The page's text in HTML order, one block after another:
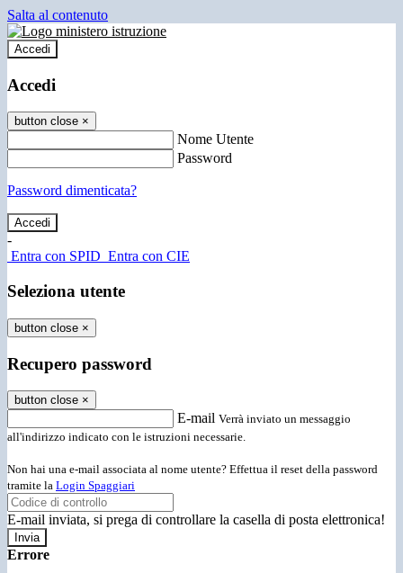
Salta al contenuto
Accedi
Accedi
button close ×
Nome Utente
Password
Password dimenticata?
-
Entra con SPID Entra con CIE
Seleziona utente
button close ×
Recupero password
button close ×
E-mail Verrà inviato un messaggio
all'indirizzo indicato con le istruzioni necessarie.
Non hai una e-mail associata al nome utente? Effettua il reset della password
tramite la Login Spaggiari
E-mail inviata, si prega di controllare la casella di posta elettronica!
Errore